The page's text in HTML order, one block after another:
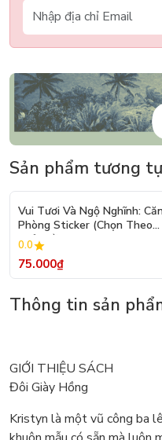
Sản phẩm tương tự
Vui Tươi Và Ngộ Nghĩnh: Căn
Phòng Sticker (Chọn Theo
Chủ Đề) - Hơn 250 Sticker
0.0
75.000₫
Thông tin sản
GIỚI THIỆU SÁCH
Đôi Giày Hồng
Kristyn là một vũ công ba